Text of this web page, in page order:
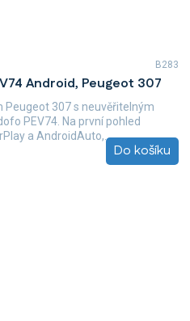
Android, Peugeot 307
Do košíku
Peugeot 307 s neuvěřitelným
PEV74. Na první pohled
a AndroidAuto,...
B283